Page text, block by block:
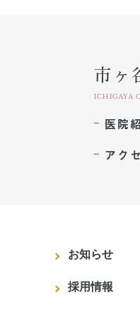
市ヶ
ICHIGAYA
医院
アク
お知らせ
採用情報